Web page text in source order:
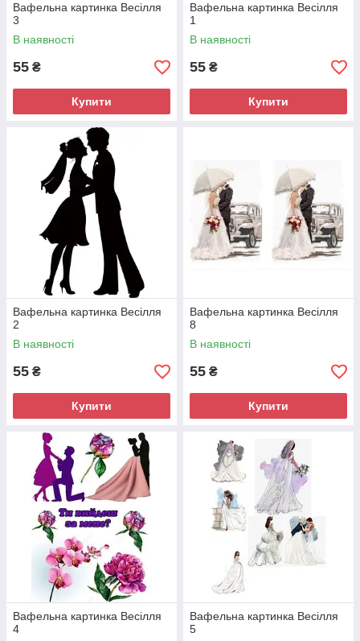
Вафельна картинка Весілля
3
В наявності
55 ₴
Купити
Вафельна картинка Весілля
1
В наявності
55 ₴
Купити
Вафельна картинка Весілля
2
В наявності
55 ₴
Купити
Вафельна картинка Весілля
8
В наявності
55 ₴
Купити
Вафельна картинка Весілля
4
Вафельна картинка Весілля
5